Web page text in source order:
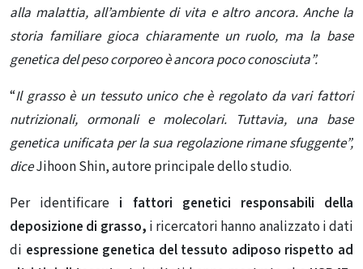
alla malattia, all’ambiente di vita e altro ancora. Anche la
storia familiare gioca chiaramente un ruolo, ma la base
genetica del peso corporeo è ancora poco conosciuta”.
“Il grasso è un tessuto unico che è regolato da vari fattori
nutrizionali, ormonali e molecolari. Tuttavia, una base
genetica unificata per la sua regolazione rimane sfuggente”,
diceJihoon Shin, autore principale dello studio.
Per identificare i fattori genetici responsabili della
deposizione di grasso, i ricercatori hanno analizzato i dati
di espressione genetica del tessuto adiposo rispetto ad